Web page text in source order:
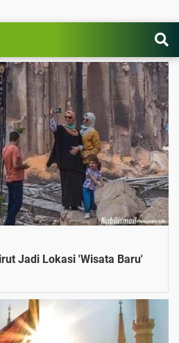
Jadi Lokasi 'Wisata Baru'